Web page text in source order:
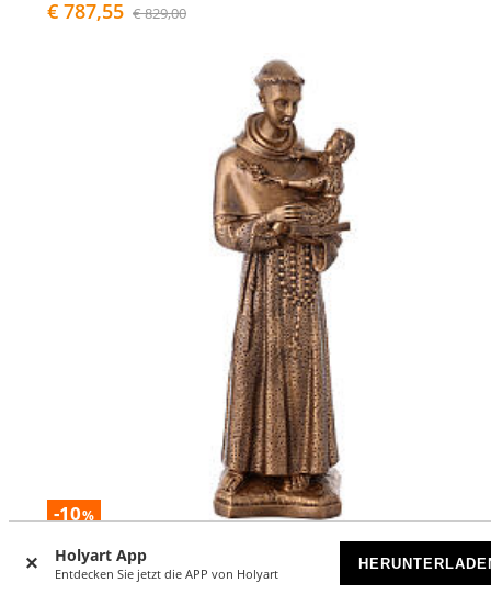
Holyart App
Entdecken Sie jetzt die APP von Holyart
€ 787,55 € 829,00
-10%
Heiliger Antonius von Padua, Statue, 60 cm – bronzierte
Ausführung, aus Carrara-Marmorpulver FÜR DEN